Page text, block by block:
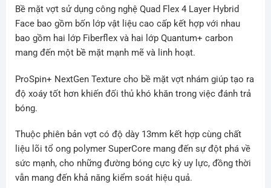
Bề mặt vợt sử dụng công nghệ Quad Flex 4 Layer Hybrid
Face bao gồm bốn lớp vật liệu cao cấp kết hợp với nhau
bao gồm hai lớp Fiberflex và hai lớp Quantum+ carbon
mang đến một bề mặt mạnh mẽ và linh hoạt.
ProSpin+ NextGen Texture cho bề mặt vợt nhám giúp tạo ra
độ xoáy tốt hơn khiến đối thủ khó khăn trong việc đánh trả
bóng.
Thuộc phiên bản vợt có độ dày 13mm kết hợp cùng chất
liệu lõi tổ ong polymer SuperCore mang đến sự đột phá về
sức mạnh, cho những đường bóng cực kỳ uy lực, đồng thời
vẫn mang đến khả năng kiểm soát hiệu quả.